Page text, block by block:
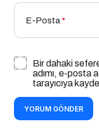
E-Posta*
Bir dahaki
adımı, e-posta
tarayıcıya
YORUM GÖNDER